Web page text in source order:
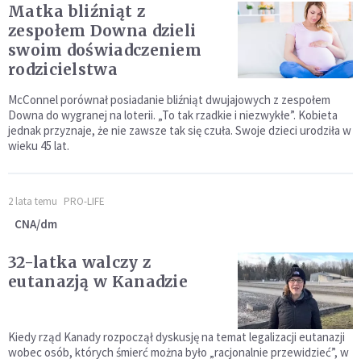
Matka bliźniąt z
zespołem Downa dzieli
swoim doświadczeniem
rodzicielstwa
McConnel porównał posiadanie bliźniąt dwujajowych z zespołem
Downa do wygranej na loterii. „To tak rzadkie i niezwykłe”. Kobieta
jednak przyznaje, że nie zawsze tak się czuła. Swoje dzieci urodziła w
wieku 45 lat.
2 lata temu PRO-LIFE
CNA/dm
32-latka walczy z
eutanazją w Kanadzie
Kiedy rząd Kanady rozpoczął dyskusję na temat legalizacji eutanazji
wobec osób, których śmierć można było „racjonalnie przewidzieć”, w